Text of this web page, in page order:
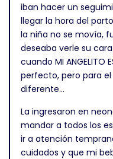
iban hacer un
llegar la hora del
la niña no se movía,
deseaba verle su
cuando MI ANGELITO
perfecto, pero para
diferente…
La ingresaron en
mandar a todos los
ir a atención
cuidados y que mi